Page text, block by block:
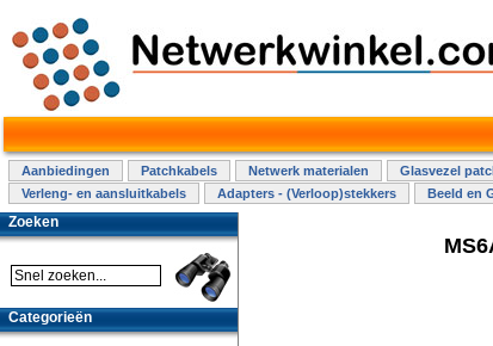
Aanbiedingen Patchkabels Netwerk materialen Glasvezel
Verleng- en aansluitkabels
Adapters - (Verloop)stekkers Beeld en
Zoeken
Categorieën